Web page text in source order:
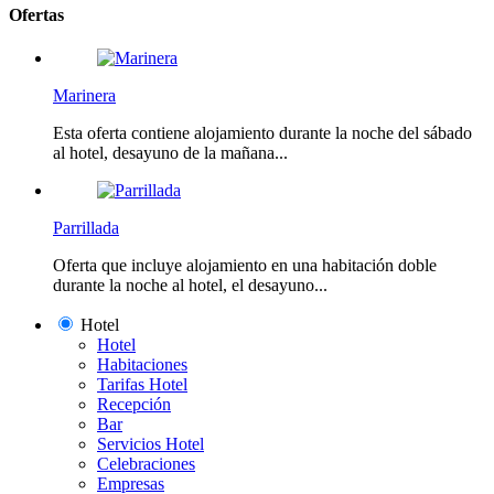
Ofertas
Marinera
Esta oferta contiene alojamiento durante la noche del sábado
al hotel, desayuno de la mañana...
Parrillada
Oferta que incluye alojamiento en una habitación doble
durante la noche al hotel, el desayuno...
Hotel
Hotel
Habitaciones
Tarifas Hotel
Recepción
Bar
Servicios Hotel
Celebraciones
Empresas